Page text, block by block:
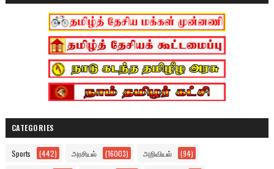
CATEGORIES
Sports (442) அரசியல் (16003) அறிவியல் (94)